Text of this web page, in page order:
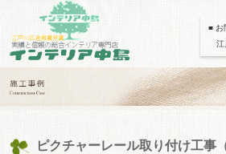
■ お
江
ピクチャーレール取り付け工事